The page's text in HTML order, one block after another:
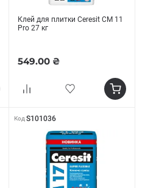
Клей для плитки Ceresit СМ 11
Рro 27 кг
549.00 ₴
Код S101036